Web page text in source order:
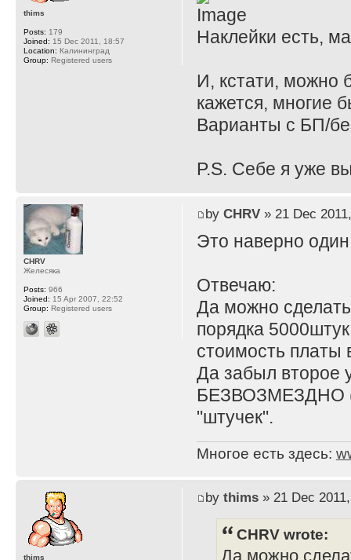
Наклейки есть,
И, кстати, можно
кажется, многие
Варианты с БП/
P.S. Себе я уже
thims
Posts: 179
Joined: 15 Dec 2011, 18:57
Location: Калининград
Group: Registered users
by CHRV» 21 Dec
Это наверно
Отвечаю:
Да можно
порядка
стоимость платы
Да забыл второе
БЕЗВОЗМЕЗДНО
"штучек".
Многое есть здесь:
CHRV
Желесяка
Posts: 966
Joined: 15 Apr 2007, 22:52
Group: Registered users
by thims» 21 Dec
CHRV wrote:
Да можно
thims